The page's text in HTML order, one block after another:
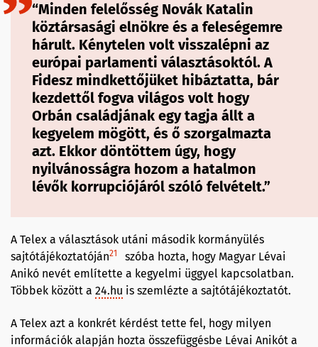
“Minden felelősség Novák Katalin
köztársasági elnökre és a feleségemre
hárult. Kénytelen volt visszalépni az
európai parlamenti választásoktól. A
Fidesz mindkettőjüket hibáztatta, bár
kezdettől fogva világos volt hogy
Orbán családjának egy tagja állt a
kegyelem mögött, és ő szorgalmazta
azt. Ekkor döntöttem úgy, hogy
nyilvánosságra hozom a hatalmon
lévők korrupciójáról szóló felvételt.”
A Telex a választások utáni második kormányülés
sajtótájékoztatóján21
szóba hozta, hogy Magyar Lévai
Anikó nevét említette a kegyelmi üggyel kapcsolatban.
Többek között a 24.hu is szemlézte a sajtótájékoztatót.
A Telex azt a konkrét kérdést tette fel, hogy milyen
információk alapján hozta összefüggésbe Lévai Anikót a